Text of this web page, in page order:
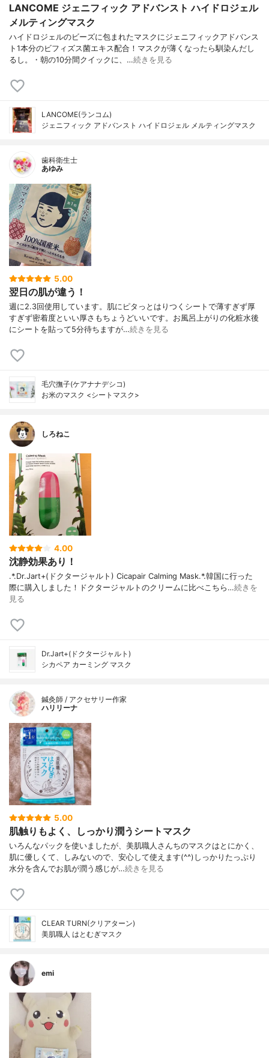
LANCOME ジェニフィック アドバンスト ハイドロジェル
メルティングマスク
ハイドロジェルのビーズに包まれたマスクにジェニフィックアドバンス
ト1本分のビフィズス菌エキス配合！マスクが薄くなったら馴染んだし
るし。・朝の10分間クイックに、…続きを見る
LANCOME(ランコム)
ジェニフィック アドバンスト ハイドロジェル メルティングマスク
歯科衛生士
あゆみ
5.00
翌日の肌が違う！
週に2.3回使用しています。肌にピタっとはりつくシートで薄すぎず厚
すぎず密着度といい厚さもちょうどいいです。お風呂上がりの化粧水後
にシートを貼って5分待ちますが…続きを見る
毛穴撫子(ケアナナデシコ)
お米のマスク <シートマスク>
しろねこ
4.00
沈静効果あり！
.*.Dr.Jart+(ドクタージャルト) Cicapair Calming Mask.*.韓国に行った
際に購入しました！ドクタージャルトのクリームに比べこちら…続きを
見る
Dr.Jart+(ドクタージャルト)
シカペア カーミング マスク
鍼灸師 / アクセサリー作家
ハリリーナ
5.00
肌触りもよく、しっかり潤うシートマスク
いろんなパックを使いましたが、美肌職人さんちのマスクはとにかく、
肌に優しくて、しみないので、安心して使えます(^^)しっかりたっぷり
水分を含んでお肌が潤う感じが…続きを見る
CLEAR TURN(クリアターン)
美肌職人 はとむぎマスク
emi